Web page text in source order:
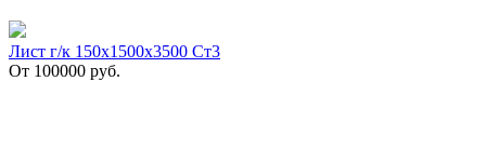
Лист г/к 150х1500х3500 Ст3
От 100000 руб.